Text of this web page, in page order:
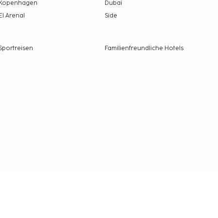
Dubai
Arenal Side
Familienfreundliche Hotels